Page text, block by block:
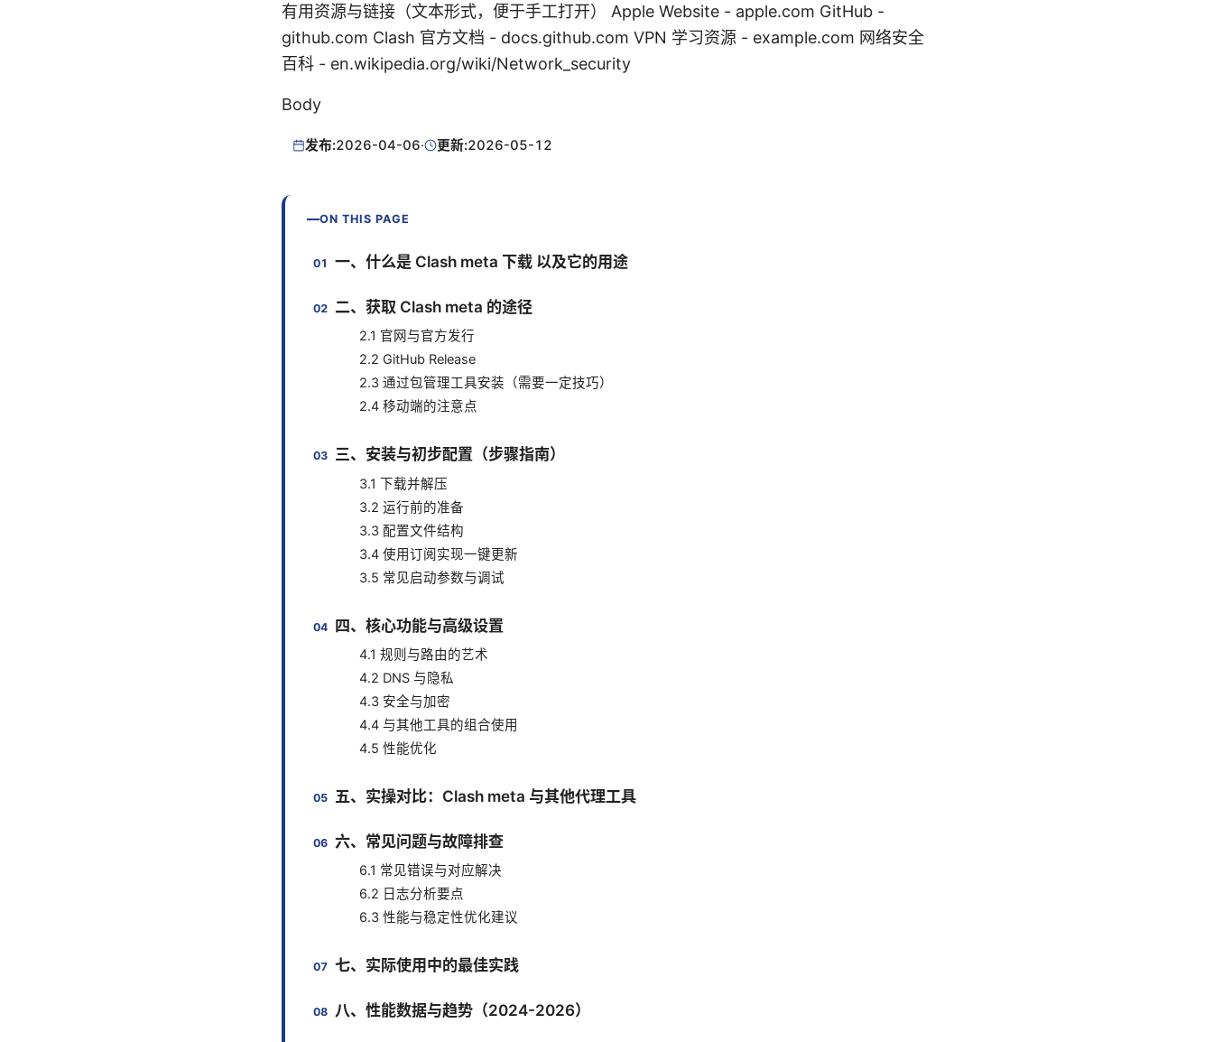
有用资源与链接（文本形式，便于手工打开） Apple Website - apple.com GitHub -
github.com Clash 官方文档 - docs.github.com VPN 学习资源 - example.com 网络安全
百科 - en.wikipedia.org/wiki/Network_security
Body
发布:2026-04-06· 更新:2026-05-12
ON THIS PAGE
一、什么是 Clash meta 下载 以及它的用途
二、获取 Clash meta 的途径
2.1 官网与官方发行
2.2 GitHub Release
2.3 通过包管理工具安装（需要一定技巧）
2.4 移动端的注意点
三、安装与初步配置（步骤指南）
3.1 下载并解压
3.2 运行前的准备
3.3 配置文件结构
3.4 使用订阅实现一键更新
3.5 常见启动参数与调试
四、核心功能与高级设置
4.1 规则与路由的艺术
4.2 DNS 与隐私
4.3 安全与加密
4.4 与其他工具的组合使用
4.5 性能优化
五、实操对比：Clash meta 与其他代理工具
六、常见问题与故障排查
6.1 常见错误与对应解决
6.2 日志分析要点
6.3 性能与稳定性优化建议
七、实际使用中的最佳实践
八、性能数据与趋势（2024-2026）